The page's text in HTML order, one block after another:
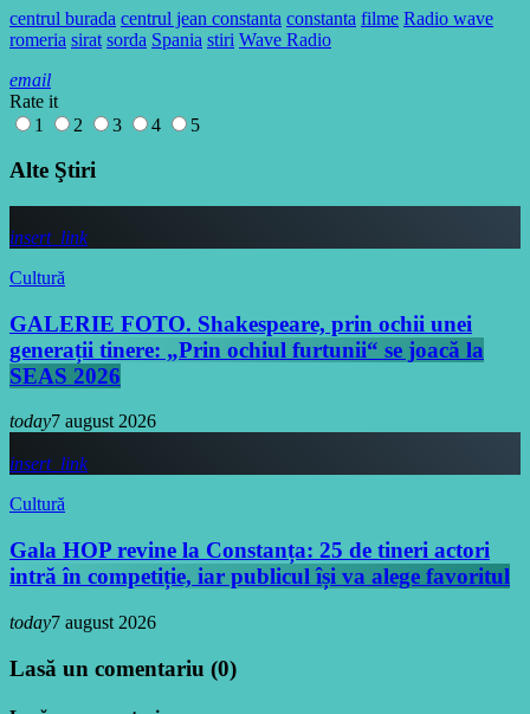
centrul burada centrul jean constanta constanta filme Radio wave
romeria sirat sorda Spania stiri Wave Radio
email
Rate it
1
2 3 4 5
Alte Ştiri
insert_link
Cultură
GALERIE FOTO. Shakespeare, prin ochii unei
generații tinere: „Prin ochiul furtunii“ se joacă la
SEAS 2026
today7 august 2026
insert_link
Cultură
Gala HOP revine la Constanța: 25 de tineri actori
intră în competiție, iar publicul își va alege favoritul
today7 august 2026
Lasă un comentariu (0)